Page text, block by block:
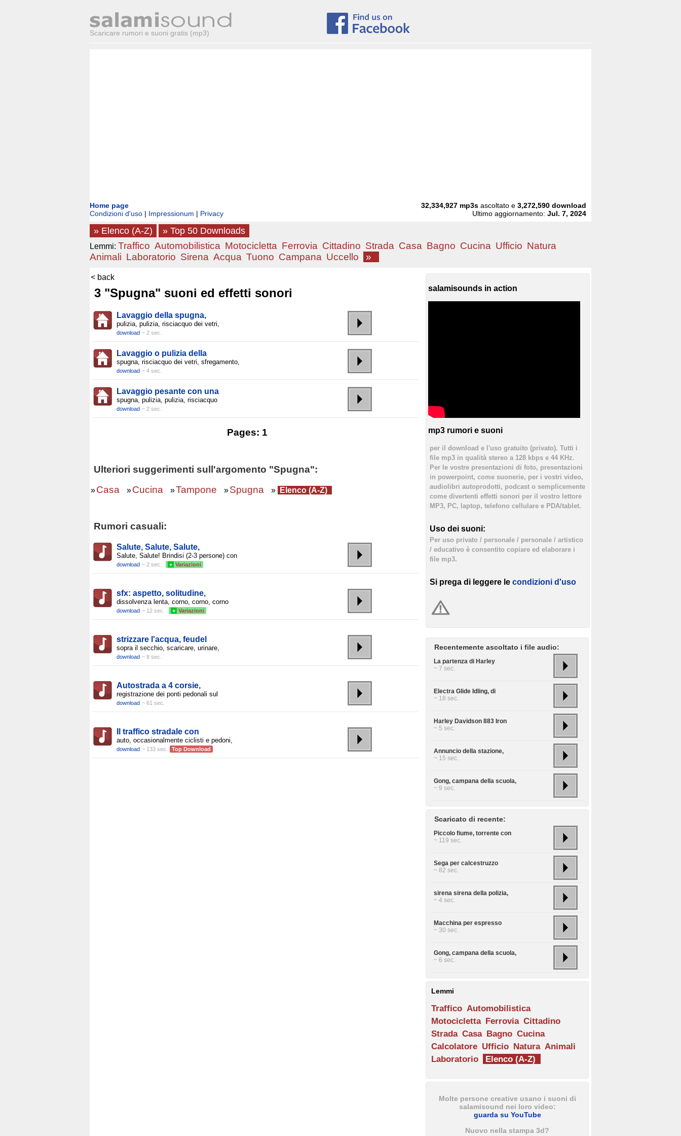
Scaricare rumori e suoni gratis (mp3)
Home page
Condizioni d'uso | Impressionum | Privacy
32,334,927 mp3s ascoltato e3,272,590 download
Ultimo aggiornamento:Jul. 7, 2024
» Elenco (A-Z) » Top 50 Downloads
Lemmi: Traffico Automobilistica Motocicletta Ferrovia Cittadino Strada Casa Bagno Cucina Ufficio Natura
Animali Laboratorio Sirena Acqua Tuono Campana Uccello »
< back
3 "Spugna" suoni ed effetti sonori
Lavaggio della spugna,
pulizia, pulizia, risciacquo dei vetri,
download ~ 2 sec.
Lavaggio o pulizia della
spugna, risciacquo dei vetri, sfregamento,
download ~ 4 sec.
Lavaggio pesante con una
spugna, pulizia, pulizia, risciacquo
download ~ 2 sec.
Pages: 1
Ulteriori suggerimenti sull'argomento "Spugna":
»Casa »Cucina »Tampone »Spugna » Elenco (A-Z)
Rumori casuali:
Salute, Salute, Salute,
Salute, Salute! Brindisi (2-3 persone) con
download ~ 2 sec. + Variazioni
sfx: aspetto, solitudine,
dissolvenza lenta, corno, corno, corno
download ~ 12 sec. + Variazioni
strizzare l'acqua, feudel
sopra il secchio, scaricare, urinare,
download ~ 8 sec.
Autostrada a 4 corsie,
registrazione dei ponti pedonali sul
download ~ 61 sec.
Il traffico stradale con
auto, occasionalmente ciclisti e pedoni,
download ~ 133 sec. Top Download
salamisounds in action
mp3 rumori e suoni
per il download e l'uso gratuito (privato). Tutti i
file mp3 in qualità stereo a 128 kbps e 44 KHz.
Per le vostre presentazioni di foto, presentazioni
in powerpoint, come suonerie, per i vostri video,
audiolibri autoprodotti, podcast o semplicemente
come divertenti effetti sonori per il vostro lettore
MP3, PC, laptop, telefono cellulare e PDA/tablet.
Uso dei suoni:
Per uso privato / personale / personale / artistico
/ educativo è consentito copiare ed elaborare i
file mp3.
Si prega di leggere le condizioni d'uso
Recentemente ascoltato i file audio:
La partenza di Harley
~ 7 sec.
Electra Glide Idling, di
~ 18 sec.
Harley Davidson 883 Iron
~ 5 sec.
Annuncio della stazione,
~ 15 sec.
Gong, campana della scuola,
~ 9 sec.
Scaricato di recente:
Piccolo fiume, torrente con
~ 119 sec.
Sega per calcestruzzo
~ 82 sec.
sirena sirena della polizia,
~ 4 sec.
Macchina per espresso
~ 30 sec.
Gong, campana della scuola,
~ 6 sec.
Lemmi
Traffico Automobilistica
Motocicletta Ferrovia Cittadino
Strada Casa Bagno Cucina
Calcolatore Ufficio Natura Animali
Laboratorio
Elenco (A-Z)
Molte persone creative usano i suoni di
salamisound nei loro video:
guarda su YouTube
Nuovo nella stampa 3d?